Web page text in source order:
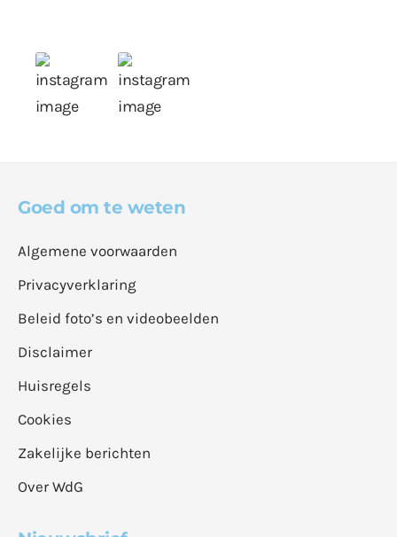
Goed om te weten
Algemene voorwaarden
Privacyverklaring
Beleid foto’s en videobeelden
Disclaimer
Huisregels
Cookies
Zakelijke berichten
Over WdG